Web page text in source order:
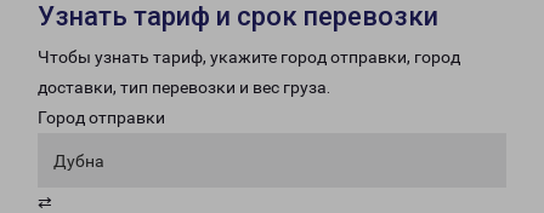
Узнать тариф и срок перевозки
Чтобы узнать тариф, укажите город отправки, город
доставки, тип перевозки и вес груза.
Город отправки
Дубна
⇄